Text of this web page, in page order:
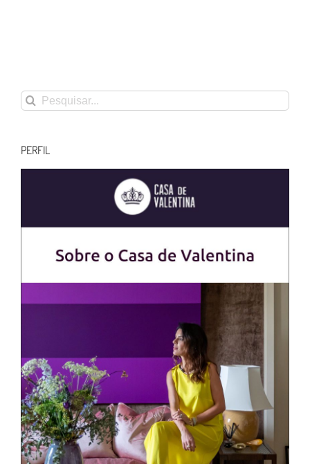
Buscar
resultados
PERFIL